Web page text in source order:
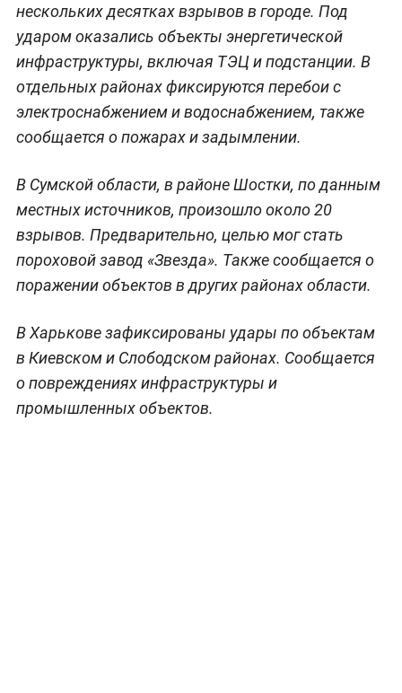
нескольких десятках взрывов в городе. Под
ударом оказались объекты энергетической
инфраструктуры, включая ТЭЦ и подстанции. В
отдельных районах фиксируются перебои с
электроснабжением и водоснабжением, также
сообщается о пожарах и задымлении.
В Сумской области, в районе Шостки, по данным
местных источников, произошло около 20
взрывов. Предварительно, целью мог стать
пороховой завод «Звезда». Также сообщается о
поражении объектов в других районах области.
В Харькове зафиксированы удары по объектам
в Киевском и Слободском районах. Сообщается
о повреждениях инфраструктуры и
промышленных объектов.